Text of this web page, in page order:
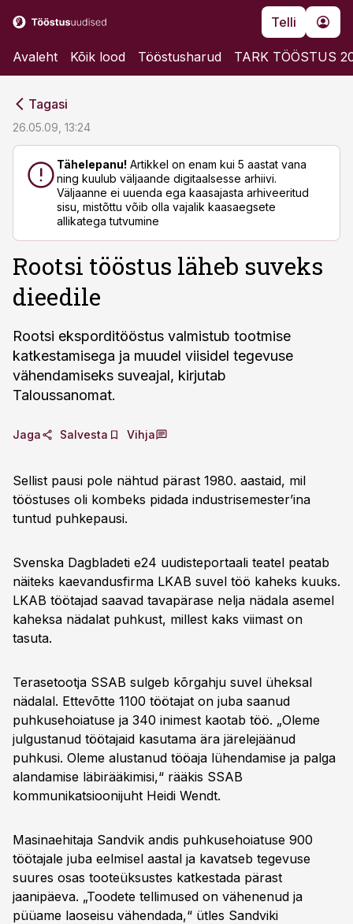
Telli
Avaleht Kõik lood Tööstusharud TARK TÖÖSTUS
Tagasi
26.05.09, 13:24
Tähelepanu! Artikkel on enam kui 5 aastat vana
ning kuulub väljaande digitaalsesse arhiivi.
Väljaanne ei uuenda ega kaasajasta arhiveeritud
sisu, mistõttu võib olla vajalik kaasaegsete
allikatega tutvumine
Rootsi tööstus läheb suveks
dieedile
Rootsi eksporditööstus valmistub tootmise
katkestamisega ja muudel viisidel tegevuse
vähendamiseks suveajal, kirjutab
Taloussanomat.
Jaga Salvesta Vihja
Sellist pausi pole nähtud pärast 1980. aastaid, mil
tööstuses oli kombeks pidada industrisemester’ina
tuntud puhkepausi.
Svenska Dagbladeti e24 uudisteportaali teatel peatab
näiteks kaevandusfirma LKAB suvel töö kaheks kuuks.
LKAB töötajad saavad tavapärase nelja nädala asemel
kaheksa nädalat puhkust, millest kaks viimast on
tasuta.
Terasetootja SSAB sulgeb kõrgahju suvel üheksal
nädalal. Ettevõtte 1100 töötajat on juba saanud
puhkusehoiatuse ja 340 inimest kaotab töö. „Oleme
julgustanud töötajaid kasutama ära järelejäänud
puhkusi. Oleme alustanud tööaja lühendamise ja palga
alandamise läbirääkimisi,“ rääkis SSAB
kommunikatsioonijuht Heidi Wendt.
Masinaehitaja Sandvik andis puhkusehoiatuse 900
töötajale juba eelmisel aastal ja kavatseb tegevuse
suures osas tooteüksustes katkestada pärast
jaanipäeva. „Toodete tellimused on vähenenud ja
püüame laoseisu vähendada,“ ütles Sandviki